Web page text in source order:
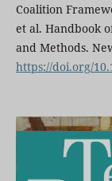
Coalition
et al. Handbook
and Methods.
https://doi.org/